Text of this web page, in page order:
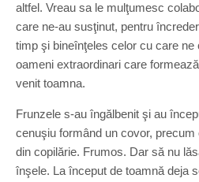
altfel. Vreau sa le mulţumesc
care ne-au susţinut, pentru
timp şi bineînţeles celor cu care ne
oameni extraor­dinari care
venit toamna.
Frunzele s-au îngălbenit şi au
cenuşiu formând un covor,
din copilărie. Frumos. Dar să nu
înşele. La început de toamnă deja